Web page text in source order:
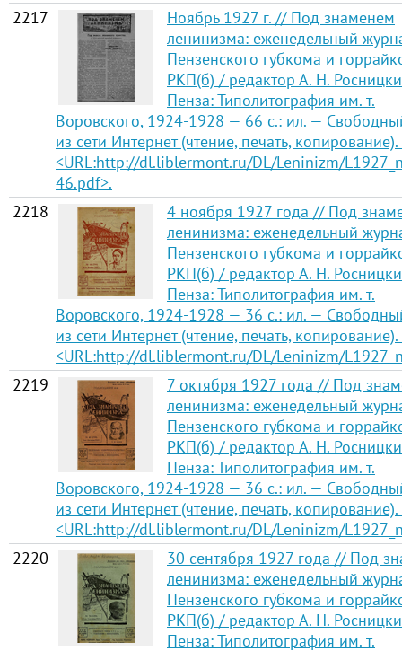
2217
Ноябрь 1927 г. // Под знаменем
ленинизма: еженедельный
Пензенского губкома и
РКП(б) / редактор А. Н.
Пенза: Типолитография им. т.
Воровского, 1924-1928 — 66 с.: ил. —
из сети Интернет (чтение, печать,
<URL:http://dl.liblermont.ru/DL/Leninizm/
46.pdf>.
2218
4 ноября 1927 года // Под
ленинизма: еженедельный
Пензенского губкома и
РКП(б) / редактор А. Н.
Пенза: Типолитография им. т.
Воровского, 1924-1928 — 36 с.: ил. —
из сети Интернет (чтение, печать,
<URL:http://dl.liblermont.ru/DL/Leninizm/
2219
7 октября 1927 года // Под
ленинизма: еженедельный
Пензенского губкома и
РКП(б) / редактор А. Н.
Пенза: Типолитография им. т.
Воровского, 1924-1928 — 36 с.: ил. —
из сети Интернет (чтение, печать,
<URL:http://dl.liblermont.ru/DL/Leninizm/
2220
30 сентября 1927 года // Под
ленинизма: еженедельный
Пензенского губкома и
РКП(б) / редактор А. Н.
Пенза: Типолитография им. т.